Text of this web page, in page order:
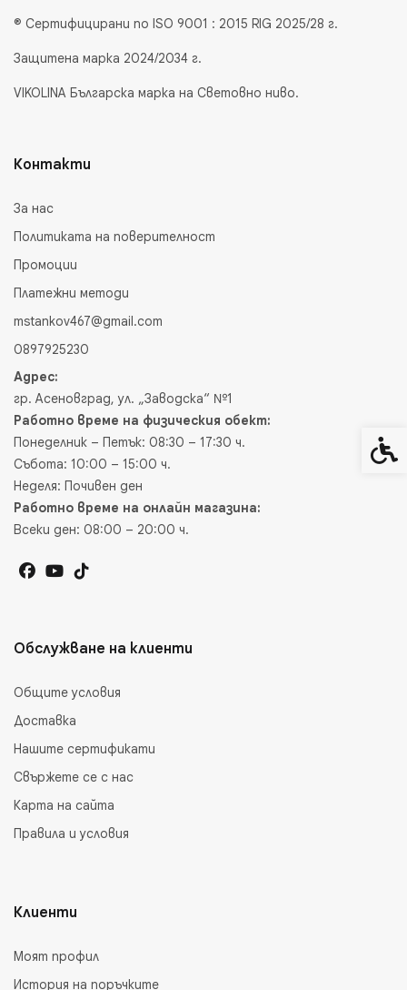
® Сертифицирани по ISO 9001 : 2015 RIG 2025/28 г.
Защитена марка 2024/2034 г.
VIKOLINA Българска марка на Световно ниво.
Контакти
За нас
Политиката на поверителност
Промоции
Платежни методи
mstankov467@gmail.com
0897925230
Адрес:
гр. Асеновград, ул. „Заводска“ №1
Работно време на физическия обект:
Понеделник – Петък: 08:30 – 17:30 ч.
Събота: 10:00 – 15:00 ч.
Неделя: Почивен ден
Работно време на онлайн магазина:
Всеки ден: 08:00 – 20:00 ч.
Обслужване на клиенти
Общите условия
Доставка
Нашите сертификати
Свържете се с нас
Карта на сайта
Правила и условия
Клиенти
Моят профил
История на поръчките